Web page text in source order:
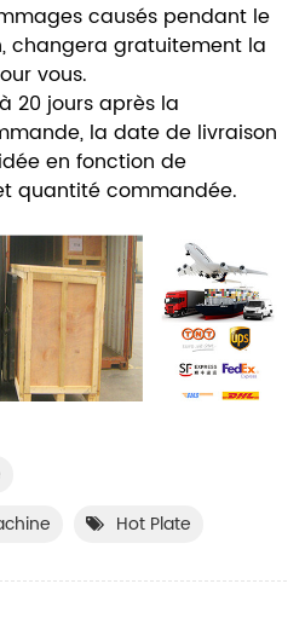
causés pendant le
changera gratuitement la
vous.
20 jours après la
la date de livraison
en fonction de
quantité commandée.
Hot Plate